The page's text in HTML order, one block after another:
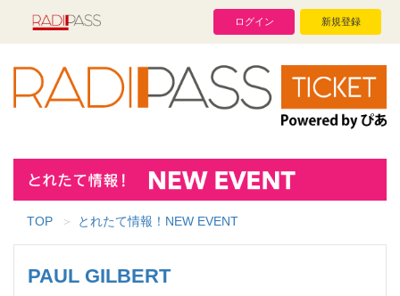
ログイン 新規登録
TOP とれたて情報！NEW EVENT
PAUL GILBERT